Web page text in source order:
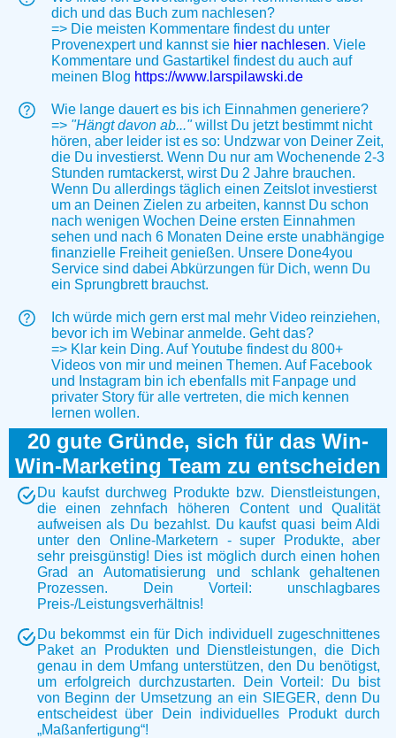
dich und das Buch zum nachlesen?
=> Die meisten Kommentare findest du unter
Provenexpert und kannst sie hier nachlesen. Viele
Kommentare und Gastartikel findest du auch auf
meinen Blog https://www.larspilawski.de
Wie lange dauert es bis ich Einnahmen generiere?
=> "Hängt davon ab..."willst Du jetzt bestimmt nicht
hören, aber leider ist es so: Undzwar von Deiner Zeit,
die Du investierst. Wenn Du nur am Wochenende 2-3
Stunden rumtackerst, wirst Du 2 Jahre brauchen.
Wenn Du allerdings täglich einen Zeitslot investierst
um an Deinen Zielen zu arbeiten, kannst Du schon
nach wenigen Wochen Deine ersten Einnahmen
sehen und nach 6 Monaten Deine erste unabhängige
finanzielle Freiheit genießen. Unsere Done4you
Service sind dabei Abkürzungen für Dich, wenn Du
ein Sprungbrett brauchst.
Ich würde mich gern erst mal mehr Video reinziehen,
bevor ich im Webinar anmelde. Geht das?
=> Klar kein Ding. Auf Youtube findest du 800+
Videos von mir und meinen Themen. Auf Facebook
und Instagram bin ich ebenfalls mit Fanpage und
privater Story für alle vertreten, die mich kennen
lernen wollen.
20 gute Gründe, sich für das Win-
Win-Marketing Team zu entscheiden
Du kaufst durchweg Produkte bzw. Dienstleistungen,
die einen zehnfach höheren Content und Qualität
aufweisen als Du bezahlst. Du kaufst quasi beim Aldi
unter den Online-Marketern - super Produkte, aber
sehr preisgünstig! Dies ist möglich durch einen hohen
Grad an Automatisierung und schlank gehaltenen
Prozessen. Dein Vorteil: unschlagbares
Preis-/Leistungsverhältnis!
Du bekommst ein für Dich individuell zugeschnittenes
Paket an Produkten und Dienstleistungen, die Dich
genau in dem Umfang unterstützen, den Du benötigst,
um erfolgreich durchzustarten. Dein Vorteil: Du bist
von Beginn der Umsetzung an ein SIEGER, denn Du
entscheidest über Dein individuelles Produkt durch
„Maßanfertigung“!